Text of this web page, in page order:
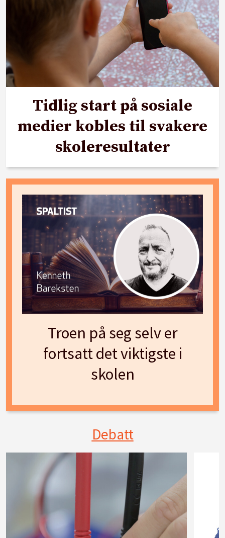
Tidlig start på sosiale
medier kobles til svakere
skoleresultater
Troen på seg selv er
fortsatt det viktigste i
skolen
Debatt